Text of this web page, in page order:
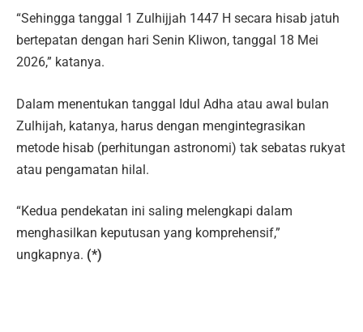
“Sehingga tanggal 1 Zulhijjah 1447 H secara hisab jatuh
bertepatan dengan hari Senin Kliwon, tanggal 18 Mei
2026,” katanya.
Dalam menentukan tanggal Idul Adha atau awal bulan
Zulhijah, katanya, harus dengan mengintegrasikan
metode hisab (perhitungan astronomi) tak sebatas rukyat
atau pengamatan hilal.
“Kedua pendekatan ini saling melengkapi dalam
menghasilkan keputusan yang komprehensif,”
ungkapnya. (*)